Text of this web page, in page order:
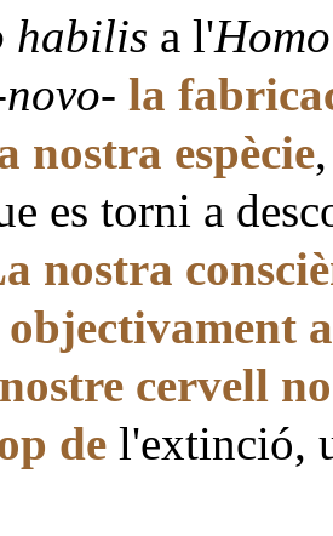
habilis a l'
- la
nostra espècie
es torni a
nostra
objectivament
cervell
de l'extinció,